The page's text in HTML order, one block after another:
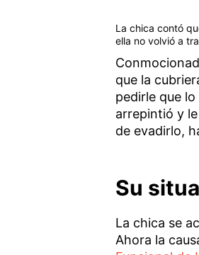
La chica contó
ella no volvió a
que la
pedirle que
arrepintió y
de evadirlo,
Su
La chica se
Ahora la